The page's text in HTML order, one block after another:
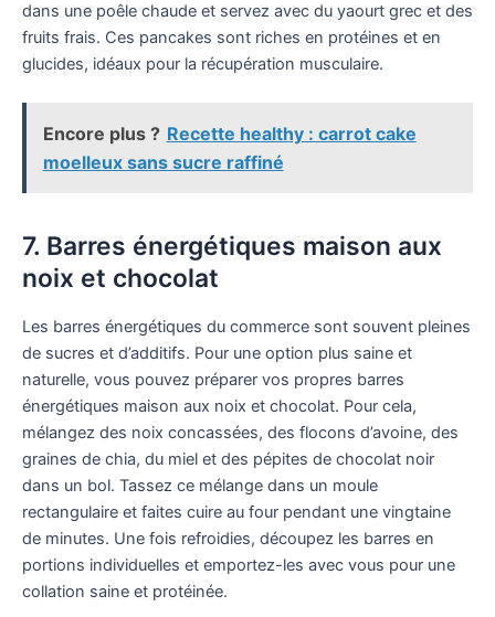
dans une poêle chaude et servez avec du yaourt grec et des
fruits frais. Ces pancakes sont riches en protéines et en
glucides, idéaux pour la récupération musculaire.
Encore plus ? Recette healthy : carrot cake
moelleux sans sucre raffiné
7. Barres énergétiques maison aux
noix et chocolat
Les barres énergétiques du commerce sont souvent pleines
de sucres et d’additifs. Pour une option plus saine et
naturelle, vous pouvez préparer vos propres barres
énergétiques maison aux noix et chocolat. Pour cela,
mélangez des noix concassées, des flocons d’avoine, des
graines de chia, du miel et des pépites de chocolat noir
dans un bol. Tassez ce mélange dans un moule
rectangulaire et faites cuire au four pendant une vingtaine
de minutes. Une fois refroidies, découpez les barres en
portions individuelles et emportez-les avec vous pour une
collation saine et protéinée.